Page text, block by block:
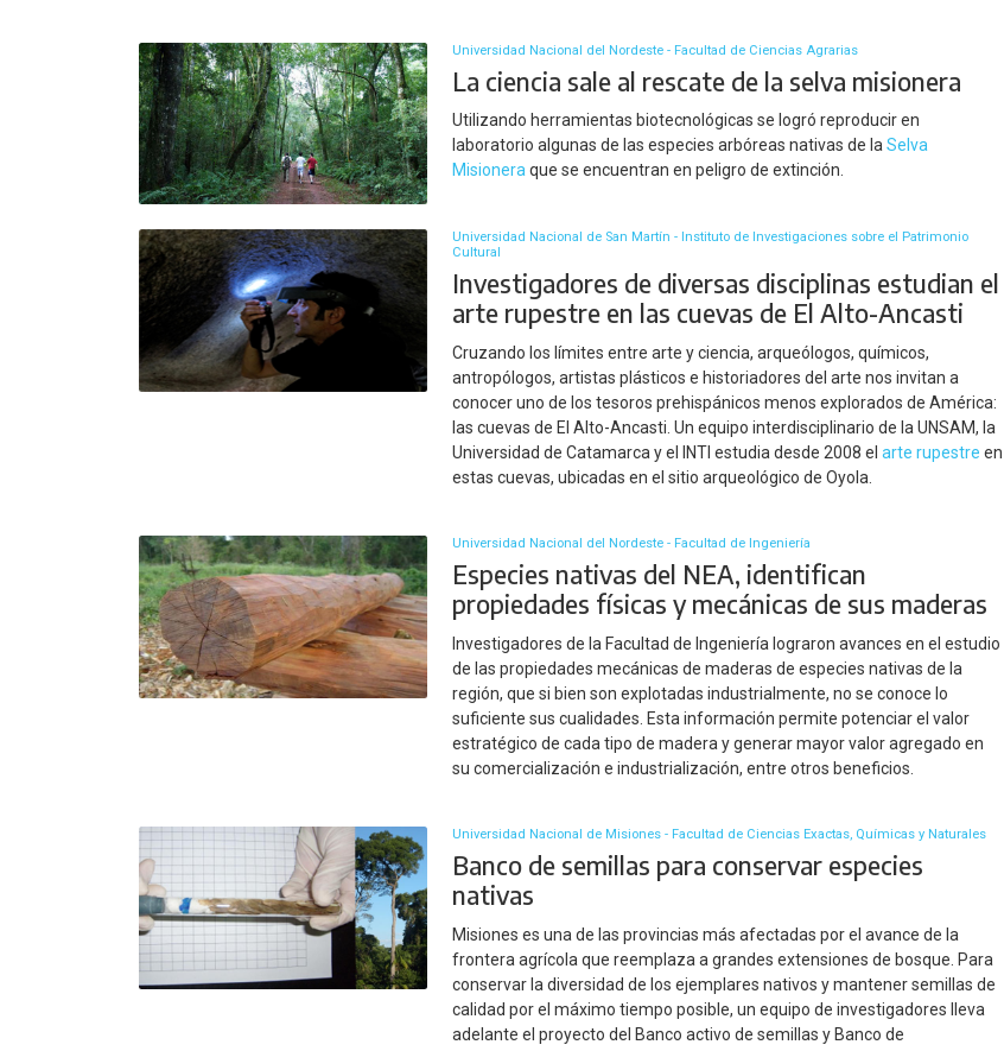
Universidad Nacional del Nordeste - Facultad de Ciencias Agrarias
La ciencia sale al rescate de la selva misionera
Utilizando herramientas biotecnológicas se logró reproducir en
laboratorio algunas de las especies arbóreas nativas de laSelva
Misionera que se encuentran en peligro de extinción.
Universidad Nacional de San Martín - Instituto de Investigaciones sobre el Patrimonio
Cultural
Investigadores de diversas disciplinas estudian el
arte rupestre en las cuevas de El Alto-Ancasti
Cruzando los límites entre arte y ciencia, arqueólogos, químicos,
antropólogos, artistas plásticos e historiadores del arte nos invitan a
conocer uno de los tesoros prehispánicos menos explorados de América:
las cuevas de El Alto-Ancasti. Un equipo interdisciplinario de la UNSAM, la
Universidad de Catamarca y el INTI estudia desde 2008 elarte rupestre en
estas cuevas, ubicadas en el sitio arqueológico de Oyola.
Universidad Nacional del Nordeste - Facultad de Ingeniería
Especies nativas del NEA, identifican
propiedades físicas y mecánicas de sus maderas
Investigadores de la Facultad de Ingeniería lograron avances en el estudio
de las propiedades mecánicas de maderas de especies nativas de la
región, que si bien son explotadas industrialmente, no se conoce lo
suficiente sus cualidades. Esta información permite potenciar el valor
estratégico de cada tipo de madera y generar mayor valor agregado en
su comercialización e industrialización, entre otros beneficios.
Universidad Nacional de Misiones - Facultad de Ciencias Exactas, Químicas y Naturales
Banco de semillas para conservar especies
nativas
Misiones es una de las provincias más afectadas por el avance de la
frontera agrícola que reemplaza a grandes extensiones de bosque. Para
conservar la diversidad de los ejemplares nativos y mantener semillas de
calidad por el máximo tiempo posible, un equipo de investigadores lleva
adelante el proyecto del Banco activo de semillas y Banco de